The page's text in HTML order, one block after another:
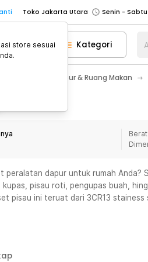
Toko Jakarta Utara
Toko Tangerang
Toko Cikupa
Pick n Go Jakarta Barat
Senin -
Pick n Go Bekasi
Senin - Jumat
Senin - Jumat
Senin -
Senin -
Toko Tangerang
Toko Cikupa
Senin -
Kategori
Perlengkapan Dapur & Ruang Makan
peralatan dapur untuk rumah Anda?
kupas, pisau roti, pengupas buah,
pisau ini teruat dari 3CR13
store sesuai